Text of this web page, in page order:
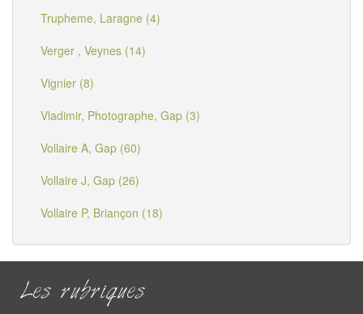
Trupheme, Laragne (4)
Verger , Veynes (14)
Vignier (8)
Vladimir, Photographe, Gap (3)
Vollaire A, Gap (60)
Vollaire J, Gap (26)
Vollaire P, Briançon (18)
Les rubriques